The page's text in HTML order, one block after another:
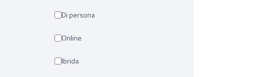
Di persona
Online
Ibrida